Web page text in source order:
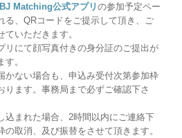
Matching公式アプリ の参加予定ペー
る、QRコードをご提示して頂き、ご
ていただきます。
リにて顔写真付きの身分証のご提出が
す。
ない場合も、申込み受付次第参加枠
ります。事務局まで必ずご確認下さ
まれた場合、2時間以内にご連絡下
の取消、及び振替をさせて頂きます。